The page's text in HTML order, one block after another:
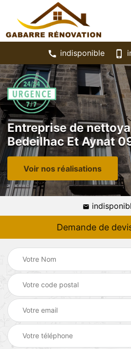
indisponible
Entreprise de
Bedeilhac Et Aynat
Voir nos réalisations
Demande de